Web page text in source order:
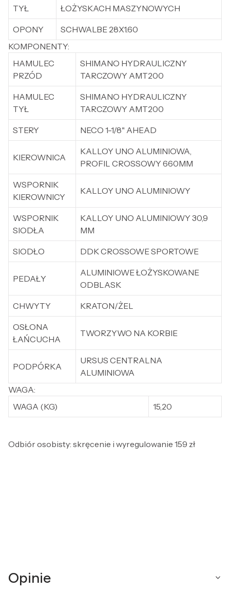
TYŁ
ŁOŻYSKACH MASZYNOWYCH
OPONY
SCHWALBE 28X1.60
KOMPONENTY:
HAMULEC
PRZÓD
SHIMANO HYDRAULICZNY
TARCZOWY AMT200
HAMULEC
TYŁ
SHIMANO HYDRAULICZNY
TARCZOWY AMT200
STERY NECO 1-1/8" AHEAD
KIEROWNICA
KALLOY UNO ALUMINIOWA,
PROFIL CROSSOWY 660MM
WSPORNIK
KIEROWNICY
KALLOY UNO ALUMINIOWY
WSPORNIK
SIODŁA
KALLOY UNO ALUMINIOWY 30,9
MM
SIODŁO DDK CROSSOWE SPORTOWE
PEDAŁY
ALUMINIOWE ŁOŻYSKOWANE
ODBLASK
CHWYTY KRATON/ŻEL
OSŁONA
ŁAŃCUCHA
TWORZYWO NA KORBIE
PODPÓRKA
URSUS CENTRALNA
ALUMINIOWA
WAGA:
WAGA (KG)
15,20
Odbiór osobisty: skręcenie i wyregulowanie 159 zł
Opinie